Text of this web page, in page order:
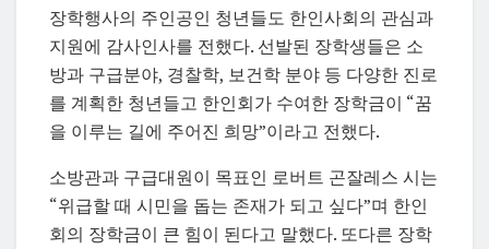
장학행사의 주인공인 청년들도 한인사회의 관심과
지원에 감사인사를 전했다. 선발된 장학생들은 소
방과 구급분야, 경찰학, 보건학 분야 등 다양한 진로
를 계획한 청년들고 한인회가 수여한 장학금이 “꿈
을 이루는 길에 주어진 희망”이라고 전했다.
소방관과 구급대원이 목표인 로버트 곤잘레스 시는
“위급할 때 시민을 돕는 존재가 되고 싶다”며 한인
회의 장학금이 큰 힘이 된다고 말했다. 또다른 장학